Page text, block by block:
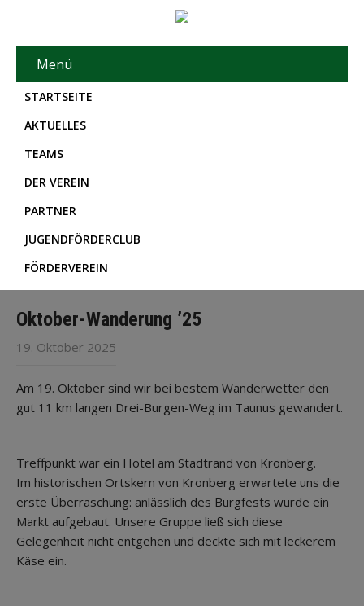
Menü
STARTSEITE
AKTUELLES
TEAMS
DER VEREIN
PARTNER
JUGENDFÖRDERCLUB
FÖRDERVEREIN
Oktober-Wanderung ’25
19. Oktober 2025
Am 19. Oktober sind wir bei bestem Wanderwetter den
gut 11 km langen Drei-Burgen-Weg im Taunus gewandert.
Treffpunkt war ein Hotel am Stadtrand von Kronberg.
Im historischen Ortskern von Kronberg erwartete uns die
erste Überraschung: anlässlich des Burgfests wurde ein
Markt aufgebaut. Unsere Gruppe ließ sich diese
Gelegenheit nicht entgehen und deckte sich mit leckerem
Käse ein.